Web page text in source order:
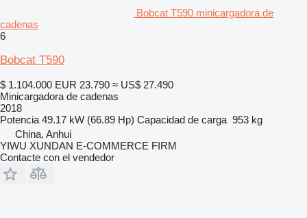
Bobcat T590 minicargadora de
cadenas
6
Bobcat T590
$ 1.104.000 EUR 23.790 ≈ US$ 27.490
Minicargadora de cadenas
2018
Potencia 49.17 kW (66.89 Hp) Capacidad de carga 953 kg
China, Anhui
YIWU XUNDAN E-COMMERCE FIRM
Contacte con el vendedor